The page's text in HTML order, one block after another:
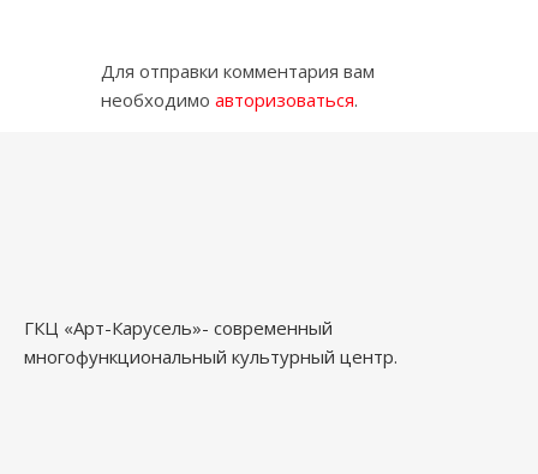
Для отправки комментария вам
необходимо авторизоваться.
ГКЦ «Арт-Карусель»- современный
многофункциональный культурный центр.